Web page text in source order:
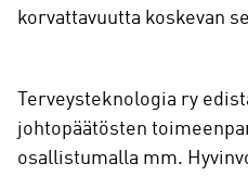
korvattavuutta koskevan
Terveysteknologia ry
johtopäätösten
osallistumalla mm.